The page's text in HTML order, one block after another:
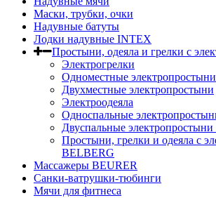
Маски, трубки, очки
Надувные батуты
Лодки надувные INTEX
Простыни, одеяла и грелки с
Электрогрелки
Одноместные электропростыни
Двухместные электропростыни
Электроодеяла
Односпальные
Двуспальные
Простыни, грелки и одеяла с
BELBERG
Массажеры BEURER
Санки-ватрушки-тюбинги
Мячи для фитнеса